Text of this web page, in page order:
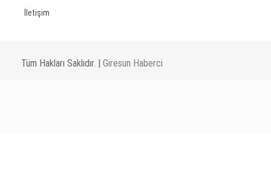
İletişim
Tüm Hakları Saklıdır. | Giresun Haberci